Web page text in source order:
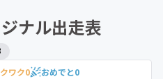
ナル出走表
ワク0 おめでと0